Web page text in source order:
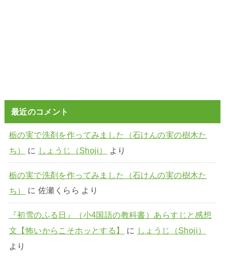
最近のコメント
栃の実で洗剤を作ってみました（石けんの実の樹木た
ち）
に しょうじ（Shoji） より
栃の実で洗剤を作ってみました（石けんの実の樹木た
ち）
に 佐瀬くらら より
『初雪のふる日』（小4国語の教科書）あらすじと感想
文【怖いからこそホッとする】
に しょうじ（Shoji）
より